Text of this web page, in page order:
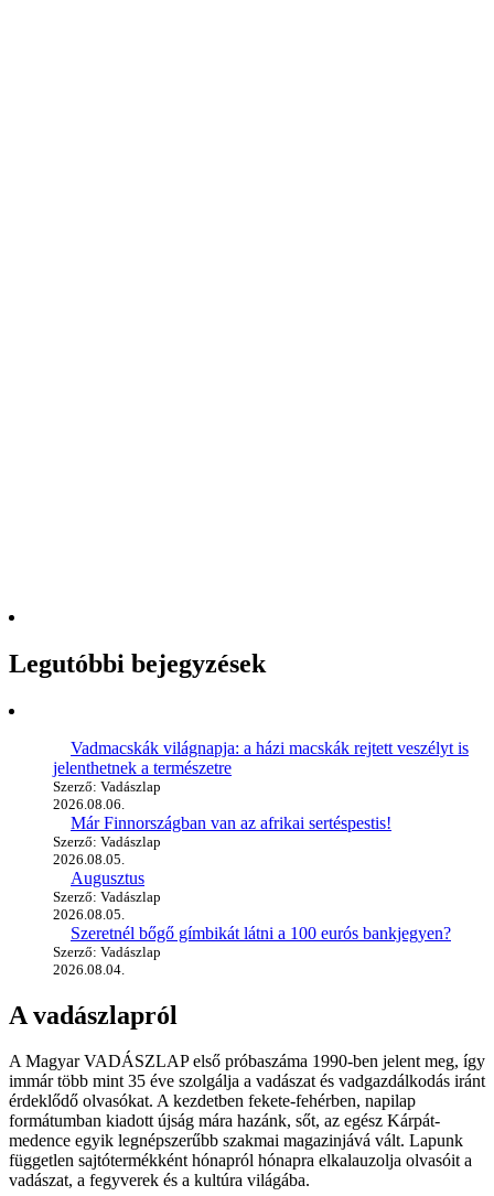
Legutóbbi bejegyzések
Vadmacskák világnapja: a házi macskák rejtett veszélyt is
jelenthetnek a természetre
Szerző: Vadászlap
2026.08.06.
Már Finnországban van az afrikai sertéspestis!
Szerző: Vadászlap
2026.08.05.
Augusztus
Szerző: Vadászlap
2026.08.05.
Szeretnél bőgő gímbikát látni a 100 eurós bankjegyen?
Szerző: Vadászlap
2026.08.04.
A vadászlapról
A Magyar VADÁSZLAP első próbaszáma 1990-ben jelent meg, így
immár több mint 35 éve szolgálja a vadászat és vadgazdálkodás iránt
érdeklődő olvasókat. A kezdetben fekete-fehérben, napilap
formátumban kiadott újság mára hazánk, sőt, az egész Kárpát-
medence egyik legnépszerűbb szakmai magazinjává vált. Lapunk
független sajtótermékként hónapról hónapra elkalauzolja olvasóit a
vadászat, a fegyverek és a kultúra világába.